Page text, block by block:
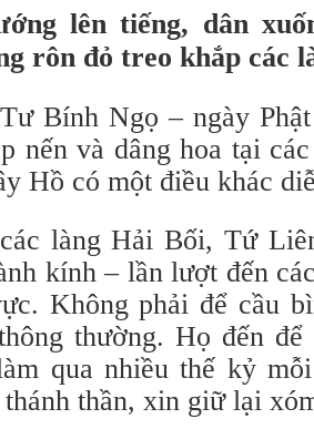
lên tiếng, dân
rôn đỏ treo khắp các
Bính Ngọ – ngày
nến và dâng hoa tại
Hồ có một điều khác
làng Hải Bối, Tứ
kính – lần lượt đến
Không phải để cầu
thường. Họ đến
qua nhiều thế kỷ
thần, xin giữ lại